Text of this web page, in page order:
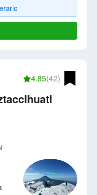
4.85(42)